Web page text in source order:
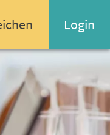
Login
Adresse
or email address